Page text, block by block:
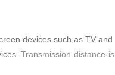
devices such as TV and
Transmission distance is